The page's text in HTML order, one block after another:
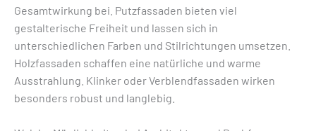
Gesamtwirkung bei. Putzfassaden bieten viel
gestalterische Freiheit und lassen sich in
unterschiedlichen Farben und Stilrichtungen umsetzen.
Holzfassaden schaffen eine natürliche und warme
Ausstrahlung. Klinker oder Verblendfassaden wirken
besonders robust und langlebig.